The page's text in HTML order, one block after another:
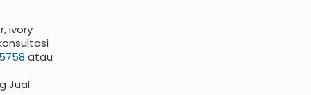
ivory
atau
Jual